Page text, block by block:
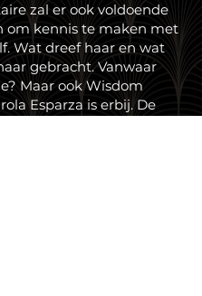
zal er ook voldoende
om kennis te maken met
Wat dreef haar en wat
gebracht. Vanwaar
Maar ook Wisdom
Esparza is erbij. De